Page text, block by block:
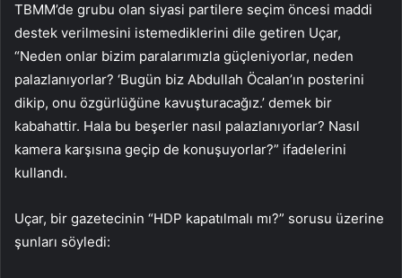
TBMM’de grubu olan siyasi partilere seçim öncesi maddi
destek verilmesini istemediklerini dile getiren Uçar,
“Neden onlar bizim paralarımızla güçleniyorlar, neden
palazlanıyorlar? ‘Bugün biz Abdullah Öcalan’ın posterini
dikip, onu özgürlüğüne kavuşturacağız.’ demek bir
kabahattir. Hala bu beşerler nasıl palazlanıyorlar? Nasıl
kamera karşısına geçip de konuşuyorlar?” ifadelerini
kullandı.
Uçar, bir gazetecinin “HDP kapatılmalı mı?” sorusu üzerine
şunları söyledi: